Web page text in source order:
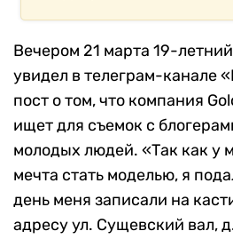
Вечером 21 марта 19-
увидел в телеграм-канале
пост о том, что компания
ищет для съемок с
молодых людей. «Так как у
мечта стать моделью, я
день меня записали на
адресу ул. Сущевский вал,